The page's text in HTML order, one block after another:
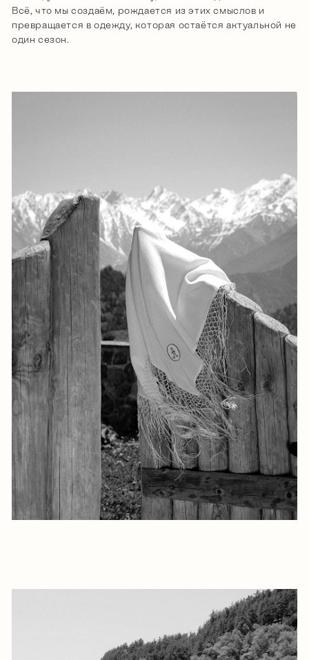
Всё, что мы создаём, рождается из этих смыслов и
превращается в одежду, которая остаётся актуальной не
один сезон.